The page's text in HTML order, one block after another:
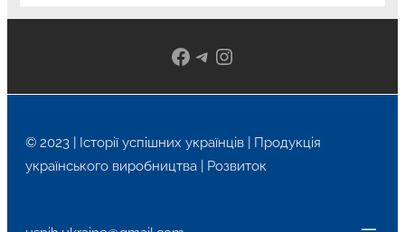
Facebook
Telegram
Instagram
© 2023 | Історії успішних українців | Продукція
українського виробництва | Розвиток